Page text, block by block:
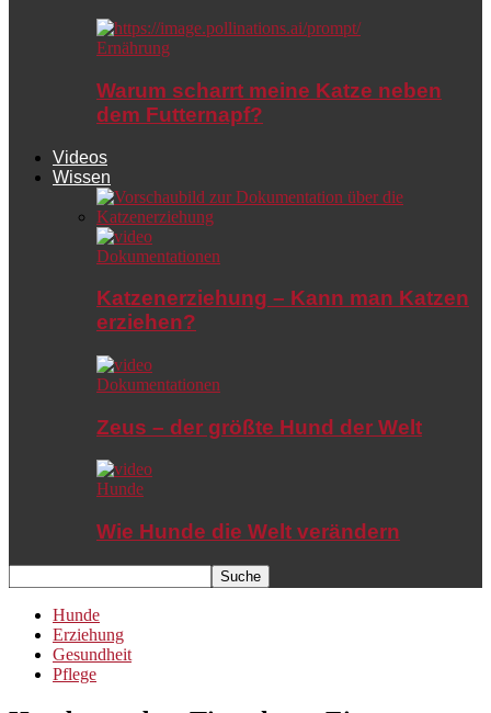
Ernährung
Warum scharrt meine Katze neben
dem Futternapf?
Videos
Wissen
Dokumentationen
Katzenerziehung – Kann man Katzen
erziehen?
Dokumentationen
Zeus – der größte Hund der Welt
Hunde
Wie Hunde die Welt verändern
Hunde
Erziehung
Gesundheit
Pflege